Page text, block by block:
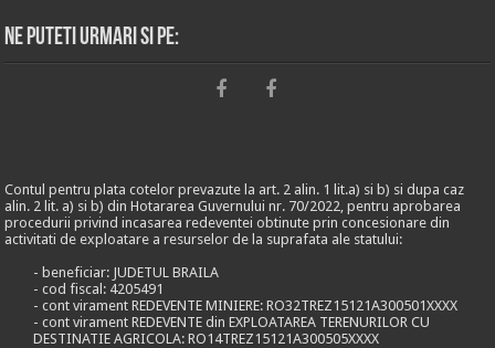
Ne puteti urmari si pe:
Contul pentru plata cotelor prevazute la art. 2 alin. 1 lit.a) si b) si dupa caz
alin. 2 lit. a) si b) din Hotararea Guvernului nr. 70/2022, pentru aprobarea
procedurii privind incasarea redeventei obtinute prin concesionare din
activitati de exploatare a resurselor de la suprafata ale statului:
- beneficiar: JUDETUL BRAILA
- cod fiscal: 4205491
- cont virament REDEVENTE MINIERE: RO32TREZ15121A300501XXXX
- cont virament REDEVENTE din EXPLOATAREA TERENURILOR CU
DESTINATIE AGRICOLA: RO14TREZ15121A300505XXXX